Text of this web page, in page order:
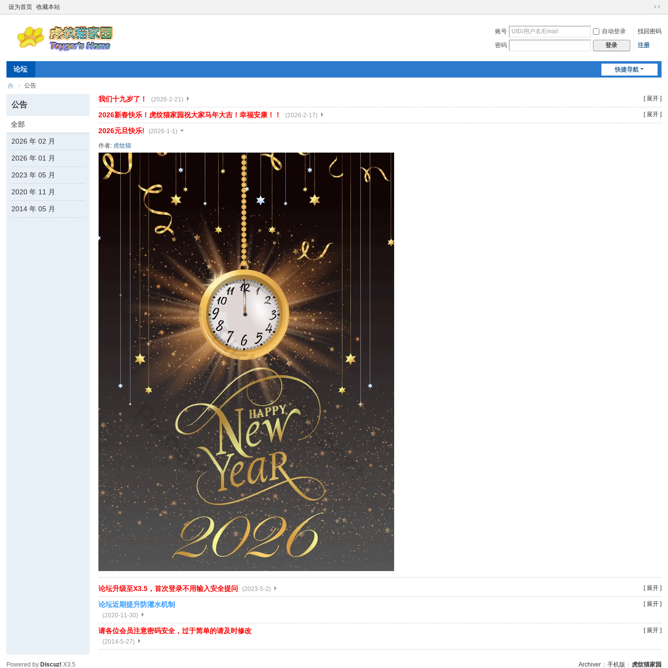
设为首页 收藏本站
切
到
账号 自动登录
找回密码
密码
登录 注册
快捷导航
论坛
虎
猫
家
园
☆
20
26
› 公告
我们十九岁了！ (2026-2-21) [ 展开 ]
2026新春快乐！虎纹猫家园祝大家马年大吉！幸福安康！！ (2026-2-17) [ 展开 ]
2026元旦快乐! (2026-1-1)
作者: 虎纹猫
论坛升级至X3.5，首次登录不用输入安全提问 (2023-5-2) [ 展开 ]
论坛近期提升防灌水机制
(2020-11-30)
[ 展开 ]
请各位会员注意密码安全，过于简单的请及时修改
(2014-5-27)
[ 展开 ]
公告
全部
2026 年 02 月
2026 年 01 月
2023 年 05 月
2020 年 11 月
2014 年 05 月
Archiver 手机版 虎纹猫家园
Powered by Discuz! X3.5